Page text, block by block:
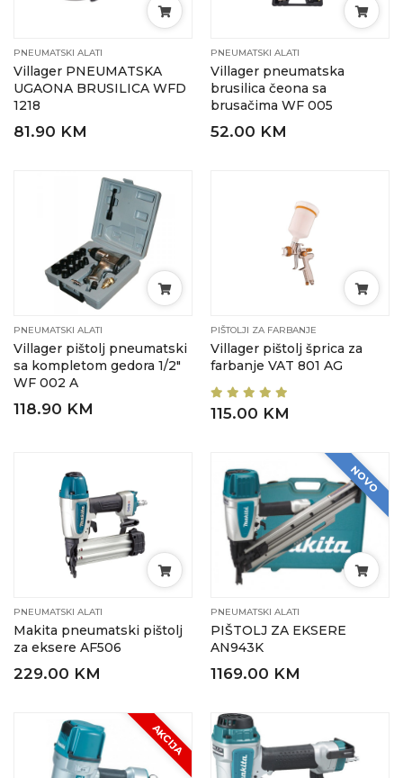
PNEUMATSKI ALATI
Villager PNEUMATSKA
UGAONA BRUSILICA WFD
1218
81.90 KM
PNEUMATSKI ALATI
Villager pneumatska
brusilica čeona sa
brusačima WF 005
52.00 KM
PNEUMATSKI ALATI
Villager pištolj pneumatski
sa kompletom gedora 1/2″
WF 002 A
118.90 KM
PIŠTOLJI ZA FARBANJE
Villager pištolj šprica za
farbanje VAT 801 AG
115.00 KM
PNEUMATSKI ALATI
Makita pneumatski pištolj
za eksere AF506
229.00 KM
NOVO
PNEUMATSKI ALATI
PIŠTOLJ ZA EKSERE
AN943K
1169.00 KM
AKCIJA